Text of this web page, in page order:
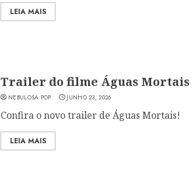
LEIA MAIS
Trailer do filme Águas Mortais
NEBULOSA POP JUNHO 23, 2026
Confira o novo trailer de Águas Mortais!
LEIA MAIS